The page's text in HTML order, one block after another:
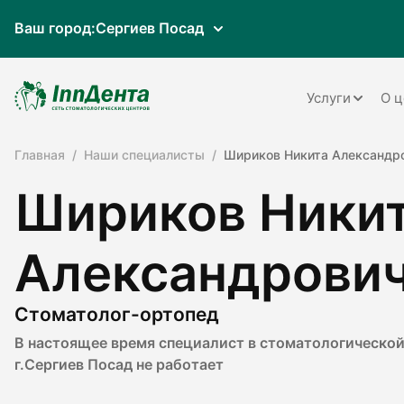
Ваш город:Сергиев Посад
Услуги
Терапия
Хирургия
О
Главная Наши специалисты Шириков Никита
Шириков
Стоматолог-ортопед
В настоящее время специалист в
г.Сергиев Посад не работает